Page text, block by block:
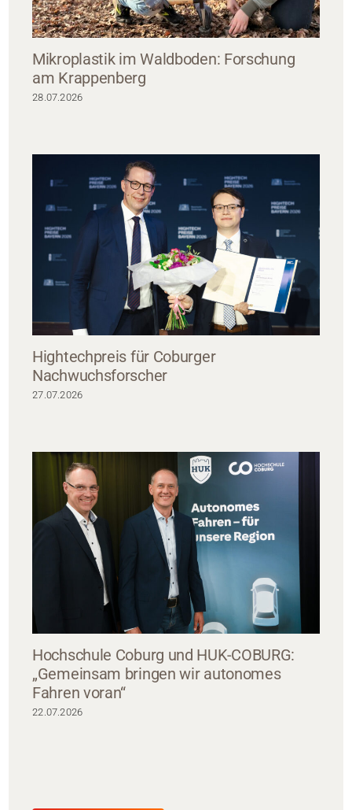
Mikroplastik im Waldboden: Forschung
am Krappenberg
28.07.2026
Hightechpreis für Coburger
Nachwuchsforscher
27.07.2026
Hochschule Coburg und HUK-COBURG:
„Gemeinsam bringen wir autonomes
Fahren voran“
22.07.2026